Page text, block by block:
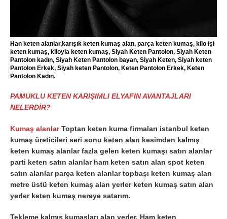
Han keten alanlar,karışık keten kumaş alan, parça keten kumaş, kilo işi
keten kumaş, kiloyla keten kumaş, Siyah Keten Pantolon, Siyah Keten
Pantolon kadın, Siyah Keten Pantolon bayan, Siyah Keten, Siyah keten
Pantolon Erkek, Siyah keten Pantolon, Keten Pantolon Erkek, Keten
Pantolon Kadın.
PAMUKLU KETEN KARIŞIMLI ELYAFIN AVANTAJLARI
NELERDİR?
Kumaş alanlarToptan keten kuma firmaları istanbul keten
kumaş üreticileri seri sonu keten alan kesimden kalmış
keten kumaş alanlar fazla gelen keten kumaşı satın alanlar
parti keten satın alanlar ham keten satın alan spot keten
satın alanlar parça keten alanlar topbaşı keten kumaş alan
metre üstü keten kumaş alan yerler keten kumaş satın alan
yerler keten kumaş nereye satarım.
Tekleme kalmış kumaşları alan yerler. Ham keten